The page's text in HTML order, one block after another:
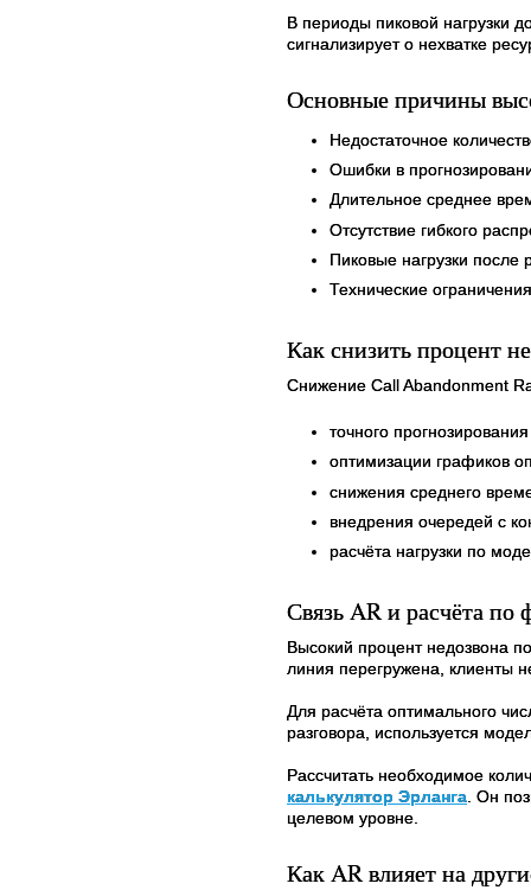
В периоды пиковой нагрузки
сигнализирует о нехватке
Основные причины
Недостаточное
Ошибки в
Длительное среднее
Отсутствие гибкого
Пиковые нагрузки
Технические
Как снизить процент
Снижение Call Abandonment
точного
оптимизации графиков
снижения среднего
внедрения очередей с
расчёта нагрузки по
Связь AR и расчёта по
Высокий процент недозвона
линия перегружена, клиенты
Для расчёта оптимального
разговора, используется
Рассчитать необходимое
калькулятор Эрланга . Он
целевом уровне.
Как AR влияет на